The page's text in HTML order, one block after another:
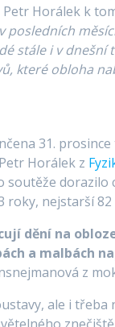
Petr Horálek k
stále i v
které obloha
31.
Horálek z
dorazilo
roky, nejstarší 82
dění na
a malbách
z
ale i